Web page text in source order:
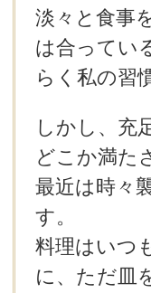
淡々と食事
は合ってい
らく私の習
しかし、充
どこか満た
最近は時々
す。
料理はいつ
に、ただ皿